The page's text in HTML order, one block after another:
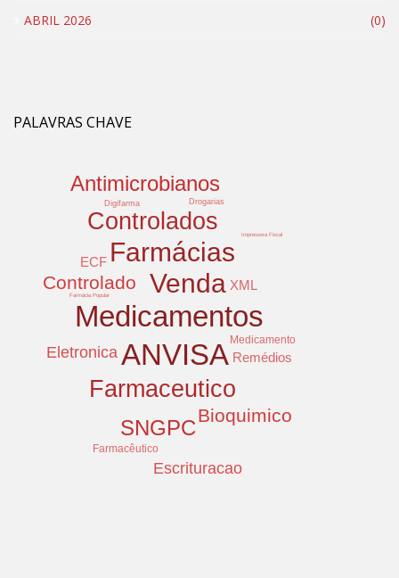
ABRIL 2026 (0)
PALAVRAS CHAVE
Medicamentos
ANVISA
Venda
Farmácias
Farmaceutico
Controlados
SNGPC
Antimicrobianos
Controlado
Bioquimico
Eletronica
Escrituracao
XML
ECF
Remédios
Medicamento
Farmacêutico
Digifarma Drogarias
Farmácia Popular
Impressora Fiscal